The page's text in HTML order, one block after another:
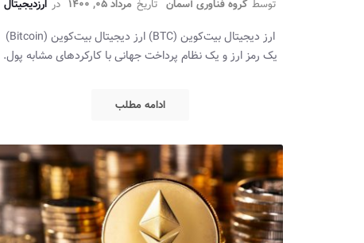
توسط گروه فناوری آسمان تاریخ مرداد 05, 1400 در ارزدیجیتال
ارز دیجیتال بیت‌کوین (BTC) ارز دیجیتال بیت‌کوین (Bitcoin)
یک رمز ارز و یک نظام پرداخت جهانی با کارکردهای مشابه پول.
ادامه مطلب